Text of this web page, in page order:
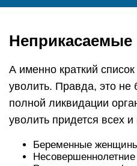
Неприкасаемые
А именно краткий список
уволить. Правда, это не
полной ликвидации
уволить придется всех и
Беременные
Несовершеннолетние